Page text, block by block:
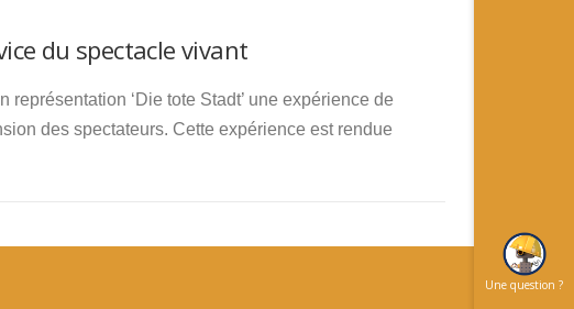
du spectacle vivant
‘Die tote Stadt’ une expérience de
des spectateurs. Cette expérience est rendue
Une question ?